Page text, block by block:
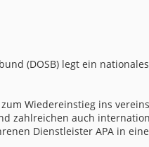
(DOSB) legt ein
Wiedereinstieg ins
zahlreichen auch
Dienstleister APA in